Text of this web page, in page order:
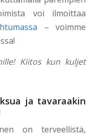
voi ilmoittaa
– voimme
Kiitos kun kuljet
ja tavaraakin
on terveellistä,